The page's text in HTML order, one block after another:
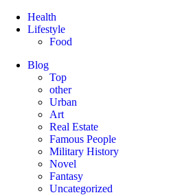
Health
Lifestyle
Food
Blog
Top
other
Urban
Art
Real Estate
Famous People
Military History
Novel
Fantasy
Uncategorized